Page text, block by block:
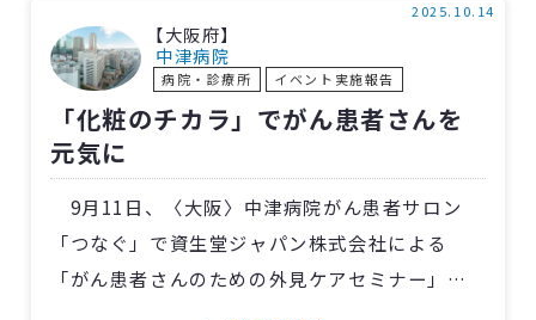
また、大学病院や地域医師会、保険者の立場
からの発表、全体討論での医師の高齢化など直
近の課題に対する意見交換、日本医師会・松本
吉郎会長による総括意見などもあり、来場者は
【大阪府】
中津病院
病院・診療所 イベント実施報告
2025.10.14
「化粧のチカラ」でがん患者さんを
元気に
9月11日、〈大阪〉中津病院がん患者サロン
「つなぐ」で資生堂ジャパン株式会社による
「がん患者さんのための外見ケアセミナー」を